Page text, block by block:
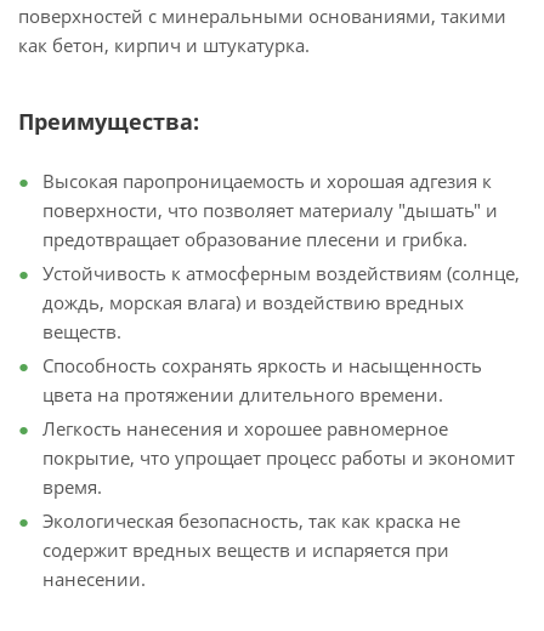
поверхностей с минеральными основаниями, такими
как бетон, кирпич и штукатурка.
Преимущества:
Высокая паропроницаемость и хорошая адгезия к
поверхности, что позволяет материалу "дышать" и
предотвращает образование плесени и грибка.
Устойчивость к атмосферным воздействиям (солнце,
дождь, морская влага) и воздействию вредных
веществ.
Способность сохранять яркость и насыщенность
цвета на протяжении длительного времени.
Легкость нанесения и хорошее равномерное
покрытие, что упрощает процесс работы и экономит
время.
Экологическая безопасность, так как краска не
содержит вредных веществ и испаряется при
нанесении.